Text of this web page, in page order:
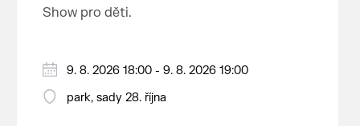
nejrozsáhlejší parkově upravená
kulturního dědictví UNESCO.
Show pro děti.
9. 8. 2026 18:00 - 9. 8. 2026 19:00
park, sady 28. října